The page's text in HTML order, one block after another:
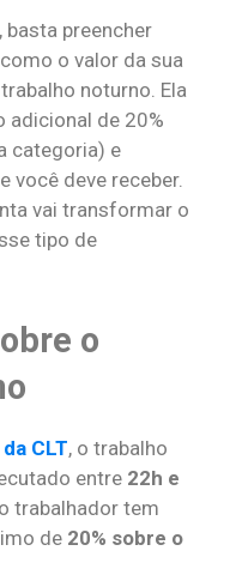
, basta preencher
o valor da sua
noturno. Ela
adicional de 20%
categoria) e
você deve receber.
vai transformar o
tipo de
o
CLT, o trabalho
entre 22h e
trabalhador tem
de 20% sobre o